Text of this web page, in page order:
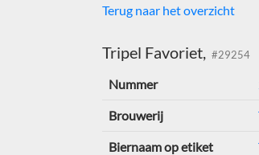
Terug naar het overzicht
Tripel Favoriet, #29254
Nummer
Brouwerij
Biernaam op etiket